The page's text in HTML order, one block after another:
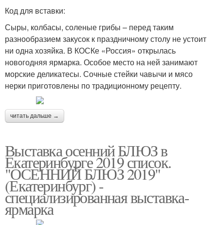
Код для вставки:
Сыры, колбасы, соленые грибы – перед таким
разнообразием закусок к праздничному столу не устоит
ни одна хозяйка. В КОСКе «Россия» открылась
новогодняя ярмарка. Особое место на ней занимают
морские деликатесы. Сочные стейки чавычи и мясо
нерки приготовлены по традиционному рецепту.
читать дальше →
Выставка осенний БЛЮЗ в
Екатеринбурге 2019 список.
"ОСЕННИЙ БЛЮЗ 2019"
(Екатеринбург) -
специализированная выставка-
ярмарка